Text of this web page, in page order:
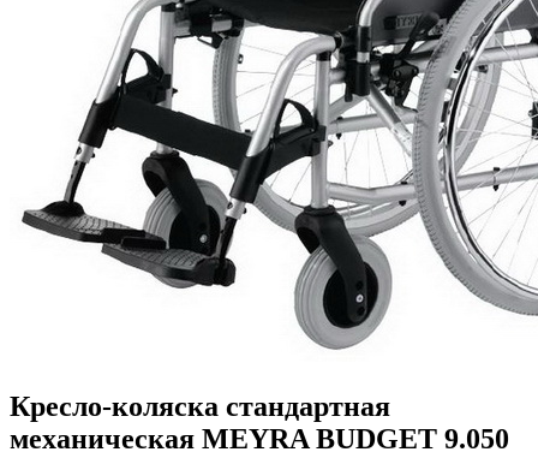
Кресло-коляска стандартная
механическая MEYRA BUDGET 9.050